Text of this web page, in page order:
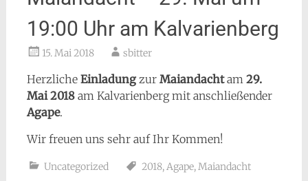
19:00 Uhr am Kalvarienberg
15. Mai 2018 sbitter
Herzliche Einladungzur Maiandachtam 29.
Mai 2018am Kalvarienberg mit anschließender
Agape.
Wir freuen uns sehr auf Ihr Kommen!
Uncategorized 2018,Agape,Maiandacht